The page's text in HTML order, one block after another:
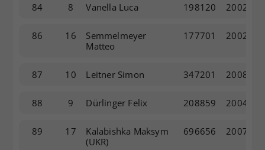
84 8 Vanella Luca 198120 2002
86 16
Semmelmeyer
Matteo
177701 2002
87 10 Leitner Simon 347201 2008
88 9 Dürlinger Felix 208859 2004
89 17
Kalabishka Maksym
(UKR)
696656 2007